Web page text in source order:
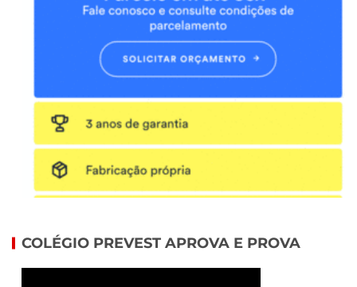
COLÉGIO PREVEST APROVA E PROVA